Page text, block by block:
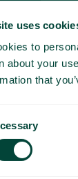
uses
to
about your
that